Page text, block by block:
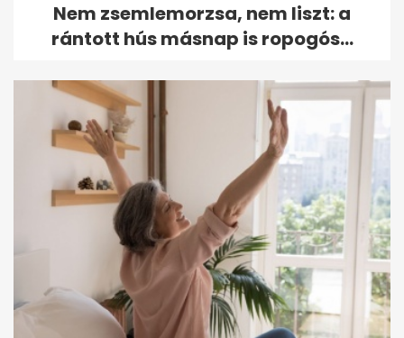
Nem zsemlemorzsa, nem liszt: a
rántott hús másnap is ropogós...